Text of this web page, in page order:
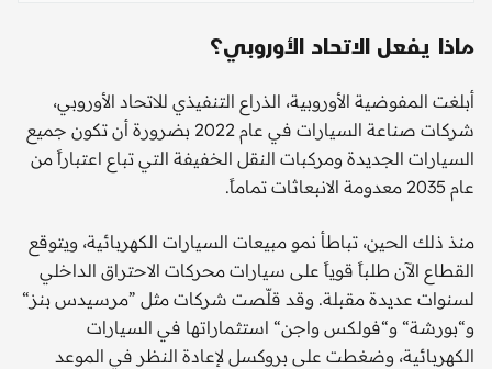
ماذا يفعل الاتحاد الأوروبي؟
أبلغت المفوضية الأوروبية، الذراع التنفيذي للاتحاد الأوروبي،
شركات صناعة السيارات في عام 2022 بضرورة أن تكون جميع
السيارات الجديدة ومركبات النقل الخفيفة التي تباع اعتباراً من
عام 2035 معدومة الانبعاثات تماماً.
منذ ذلك الحين، تباطأ نمو مبيعات السيارات الكهربائية، ويتوقع
القطاع الآن طلباً قوياً على سيارات محركات الاحتراق الداخلي
لسنوات عديدة مقبلة. وقد قلّصت شركات مثل ”مرسيدس بنز“
و“بورشة“ و“فولكس واجن“ استثماراتها في السيارات
الكهربائية، وضغطت على بروكسل لإعادة النظر في الموعد